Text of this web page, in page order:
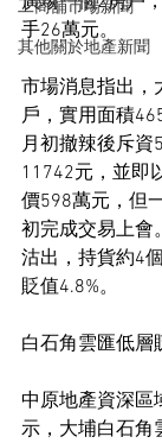
工商舖市場新聞
其他關於地產新聞
手26萬元。
市場消息指出，
戶，實用面積
月初撤辣後斥資
11742元，並即
價598萬元，但
初完成交易上會
沽出，持貨約4
貶值4.8%。
白石角雲匯低層
中原地產資深區
示，大埔白石角